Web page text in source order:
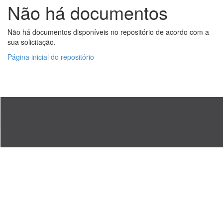
Não há documentos
Não há documentos disponíveis no repositório de acordo com a
sua solicitação.
Página inicial do repositório